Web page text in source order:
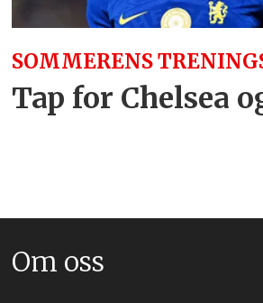
SOMMERENS
Tap for Chelsea
Om oss